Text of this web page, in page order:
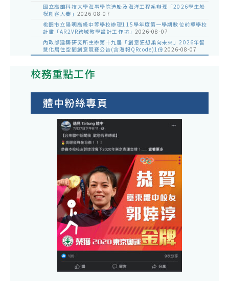
國立高雄科技大學海事學院造船及海洋工程系辦理「2026學生船
模創客大賽」 2026-08-07
桃園市立陽明高級中等學校辦理115學年度第一學期數位前導學校
計畫「AR2VR跨域教學設計工作坊」 2026-08-07
內政部建築研究所主辦第十九屆「創意狂想巢向未來」2026年智
慧化居住空間創意競賽公告(含海報QRcode)1份2026-08-07
校務重點工作
體中粉絲專頁